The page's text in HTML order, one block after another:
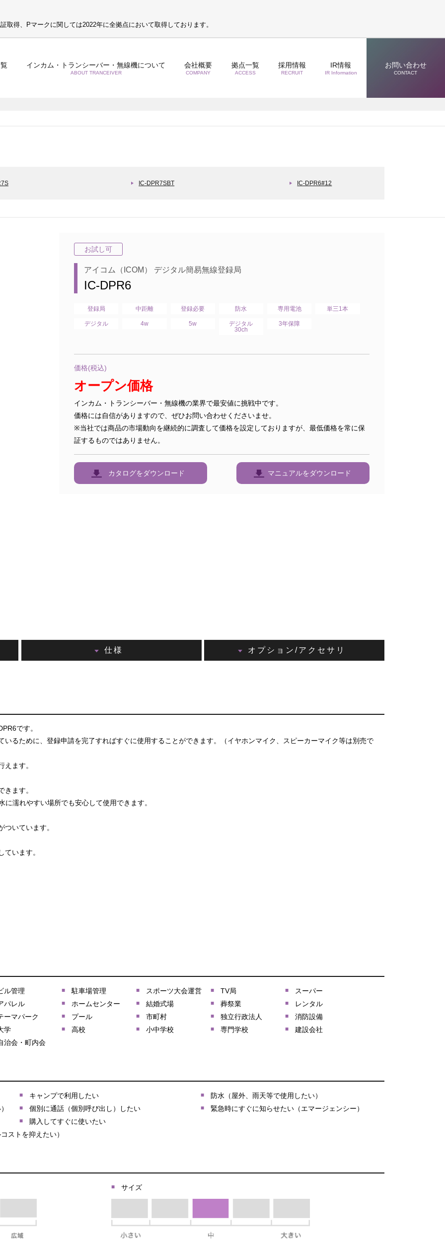
取得、Pマークに関しては2022年に全拠点において取得しております。
インカム・トランシーバー・無線機について
ABOUT TRANCEIVER
会社概要
COMPANY
拠点一覧
ACCESS
採用情報
RECRUIT
IR情報
IR Information
お問い合わせ
CONTACT
IC-DPR7SBT IC-DPR6#12
お試し可
アイコム（ICOM） デジタル簡易無線登録局
IC-DPR6
登録局 中距離 登録必要 防水 専用電池 単三1本
デジタル 4w 5w
デジタル
30ch
3年保障
価格(税込)
オープン価格
インカム・トランシーバー・無線機の業界で最安値に挑戦中です。
価格には自信がありますので、ぜひお問い合わせくださいませ。
※当社では商品の市場動向を継続的に調査して価格を設定しておりますが、最低価格を常に保
証するものではありません。
カタログをダウンロード マニュアルをダウンロード
仕様 オプション/アクセサリ
です。
るために、登録申請を完了すればすぐに使用することができます。（イヤホンマイク、スピーカーマイク等は別売で
ます。
ます。
濡れやすい場所でも安心して使用できます。
いています。
います。
ル管理 駐車場管理 スポーツ大会運営 TV局
スーパー
パレル
ホームセンター 結婚式場 葬祭業
レンタル
ーマパーク
プール 市町村 独立行政法人
消防設備
学
高校 小中学校 専門学校
建設会社
治会・町内会
キャンプで利用したい
防水（屋外、雨天等で使用したい）
個別に通話（個別呼び出し）したい
緊急時にすぐに知らせたい（エマージェンシー）
購入してすぐに使いたい
ストを抑えたい）
サイズ